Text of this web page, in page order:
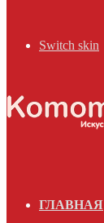
Switch skin
ГЛАВНАЯ